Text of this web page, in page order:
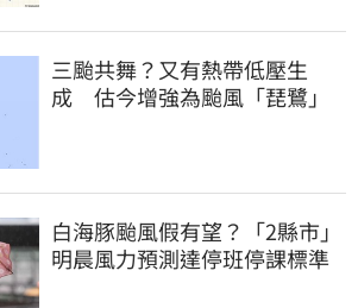
三颱共舞？又有熱帶低壓生
成 估今增強為颱風「琵鷺」
白海豚颱風假有望？「2縣市」
明晨風力預測達停班停課標準